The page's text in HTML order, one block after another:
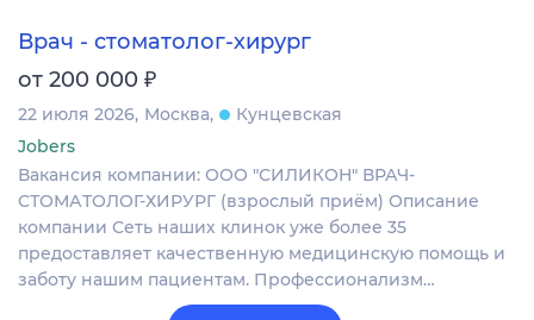
Врач - стоматолог-хирург
от 200 000 ₽
22 июля 2026 Москва
Кунцевская
Jobers
Вакансия компании: ООО "СИЛИКОН" ВРАЧ-
СТОМАТОЛОГ-ХИРУРГ (взрослый приём) Описание
компании Сеть наших клинок уже более 35
предоставляет качественную медицинскую помощь и
заботу нашим пациентам. Профессионализм…